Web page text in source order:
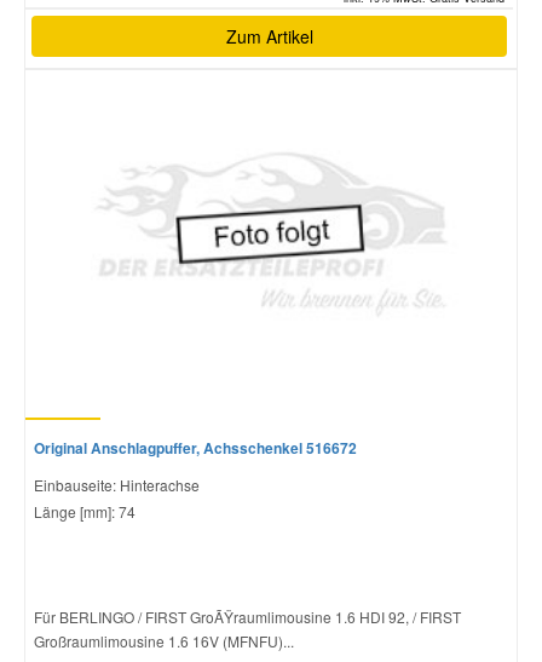
Zum Artikel
Original Anschlagpuffer, Achsschenkel 516672
Einbauseite: Hinterachse
Länge [mm]: 74
Für BERLINGO / FIRST GroÃŸraumlimousine 1.6 HDI 92, / FIRST
Großraumlimousine 1.6 16V (MFNFU)...